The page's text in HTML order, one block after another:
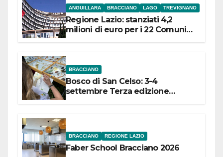
ANGUILLARA BRACCIANO LAGO TREVIGNANO
Regione Lazio: stanziati 4,2
milioni di euro per i 22 Comuni
BRACCIANO
Bosco di San Celso: 3-4
settembre Terza edizione
BRACCIANO REGIONE LAZIO
Faber School Bracciano 2026